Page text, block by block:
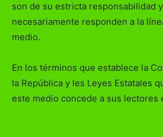
son de su estricta responsabilidad
necesariamente responden a la
medio.
En los términos que establece la
la República y les Leyes Estatales
este medio concede a sus lectores